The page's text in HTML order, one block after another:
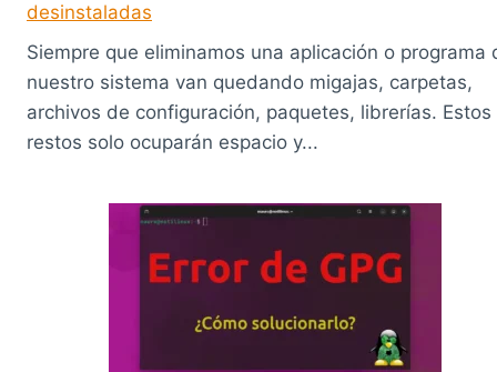
desinstaladas
Siempre que eliminamos una aplicación o programa
nuestro sistema van quedando migajas, carpetas,
archivos de configuración, paquetes, librerías. Estos
restos solo ocuparán espacio y...